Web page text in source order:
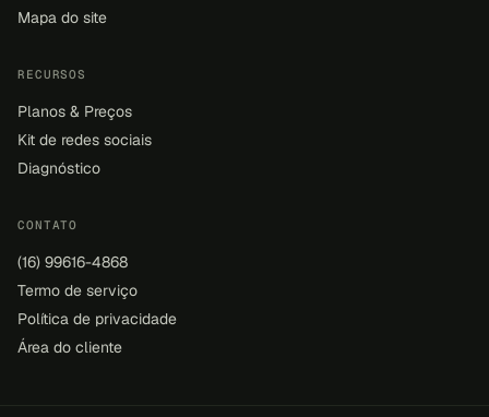
Mapa do site
RECURSOS
Planos & Preços
Kit de redes sociais
Diagnóstico
CONTATO
(16) 99616-4868
Termo de serviço
Política de privacidade
Área do cliente